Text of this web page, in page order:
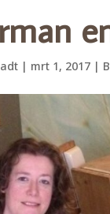
| mrt 1, 2017 |